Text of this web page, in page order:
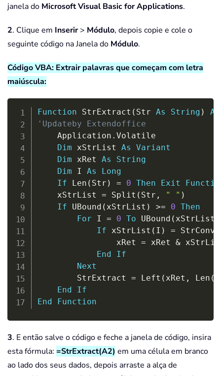
janela do Microsoft Visual Basic for Applications.
2. Clique em Inserir> Módulo, depois copie e cole o
seguinte código na Janela do Módulo.
Código VBA: Extrair palavras que começam com letra
maiúscula:
Function StrExtract ( Str As String )
As
'Updateby Extendoffice
    Application
. Volatile
Dim xStrList As
Variant
Dim xRet As
String
Dim I As
Long
If Len ( Str ) = 0 Then Exit
    xStrList
= Split ( Str , " " )
If UBound ( xStrList ) >= 0 Then
For I = 0 To UBound ( xStrList
If xStrList ( I ) = StrConv
                xRet
= xRet &
End
If
Next
        StrExtract
= Left ( xRet , Len (
End
If
End
Function
Copy
3. E então salve o código e feche a janela de código, insira
esta fórmula: =StrExtract(A2) em uma célula em branco
ao lado dos seus dados, depois arraste a alça de